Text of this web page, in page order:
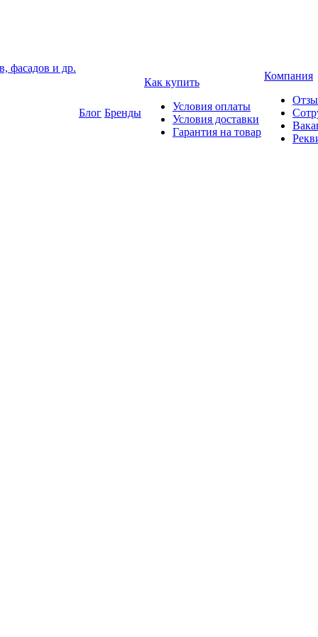
фасадов и др.
Блог Бренды
Как купить
Условия оплаты
Условия доставки
Гарантия на товар
Компания